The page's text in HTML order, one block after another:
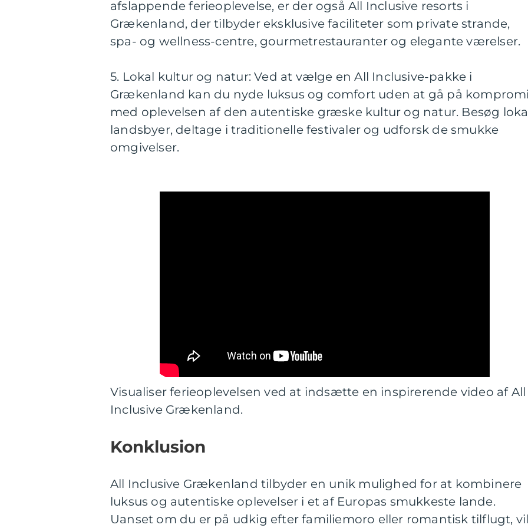
afslappende ferieoplevelse, er der også All Inclusive resorts i
Grækenland, der tilbyder eksklusive faciliteter som private strande,
spa- og wellness-centre, gourmetrestauranter og elegante værelser.
5. Lokal kultur og natur: Ved at vælge en All Inclusive-pakke i
Grækenland kan du nyde luksus og comfort uden at gå på
med oplevelsen af den autentiske græske kultur og natur. Besøg
landsbyer, deltage i traditionelle festivaler og udforsk de smukke
omgivelser.
Visualiser ferieoplevelsen ved at indsætte en inspirerende video af All
Inclusive Grækenland.
Konklusion
All Inclusive Grækenland tilbyder en unik mulighed for at kombinere
luksus og autentiske oplevelser i et af Europas smukkeste lande.
Uanset om du er på udkig efter familiemoro eller romantisk tilflugt, vil